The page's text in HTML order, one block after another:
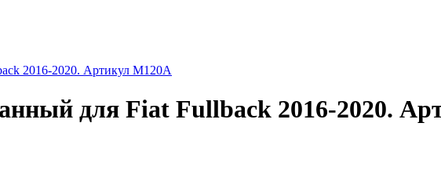
2016-2020. Артикул M120A
для Fiat Fullback 2016-2020.